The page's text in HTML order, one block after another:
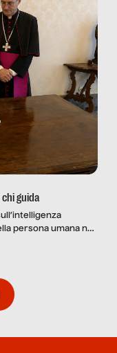
guida
persona umana nel